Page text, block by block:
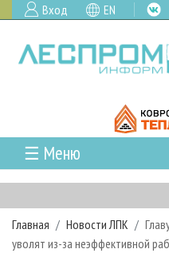
Вход EN
☰ Меню
ГЛАВНАЯ
РУБРИКИ И ТЕМЫ
РУБРИКИ ЖУРНАЛА
НОВОСТИ
Главная Новости ЛПК
уволят из-за неэффективной